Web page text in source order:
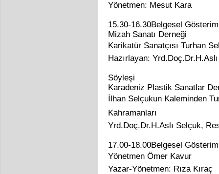
Yönetmen: Mesut Kara
15.30-16.30Belgesel
Mizah Sanatı Derneği
Karikatür Sanatçısı Turhan
Hazırlayan:
Söyleşi
Karadeniz Plastik Sanatlar
İlhan Selçukun Kaleminden
Kahramanları
Yrd.Doç.Dr.H.Aslı Selçuk,
17.00-18.00Belgesel
Yönetmen Ömer Kavur
Yazar-Yönetmen: Rıza Kıraç